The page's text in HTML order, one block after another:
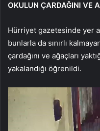
OKULUN ÇARDAĞINI VE
Hürriyet gazetesinde yer
bunlarla da sınırlı
çardağını ve ağaçları
yakalandığı öğrenildi.